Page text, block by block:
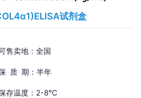
试剂盒
售卖地：全国
质 期：半年
存温度：2-8℃